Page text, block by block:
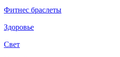
Фитнес браслеты
Здоровье
Свет